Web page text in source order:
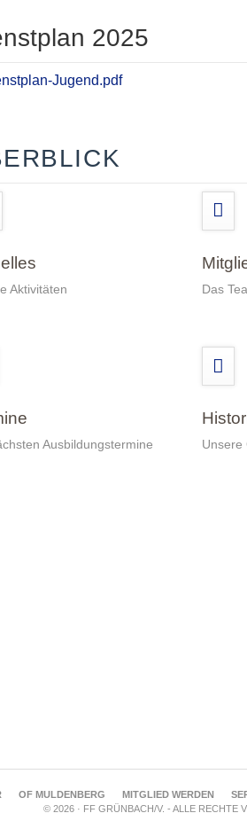
2025
Jugend.pdf
Aktivitäten Das
Ausbildungstermine Unsere
OF MULDENBERG MITGLIED WERDEN
© 2026 · FF GRÜNBACH/V. - ALLE RECHTE